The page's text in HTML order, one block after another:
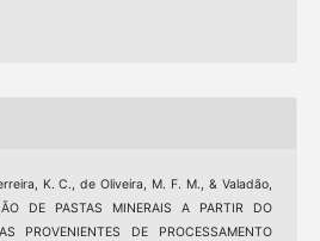
K. C., de Oliveira, M. F. M., & Valadão,
DE PASTAS MINERAIS A PARTIR DO
PROVENIENTES DE PROCESSAMENTO